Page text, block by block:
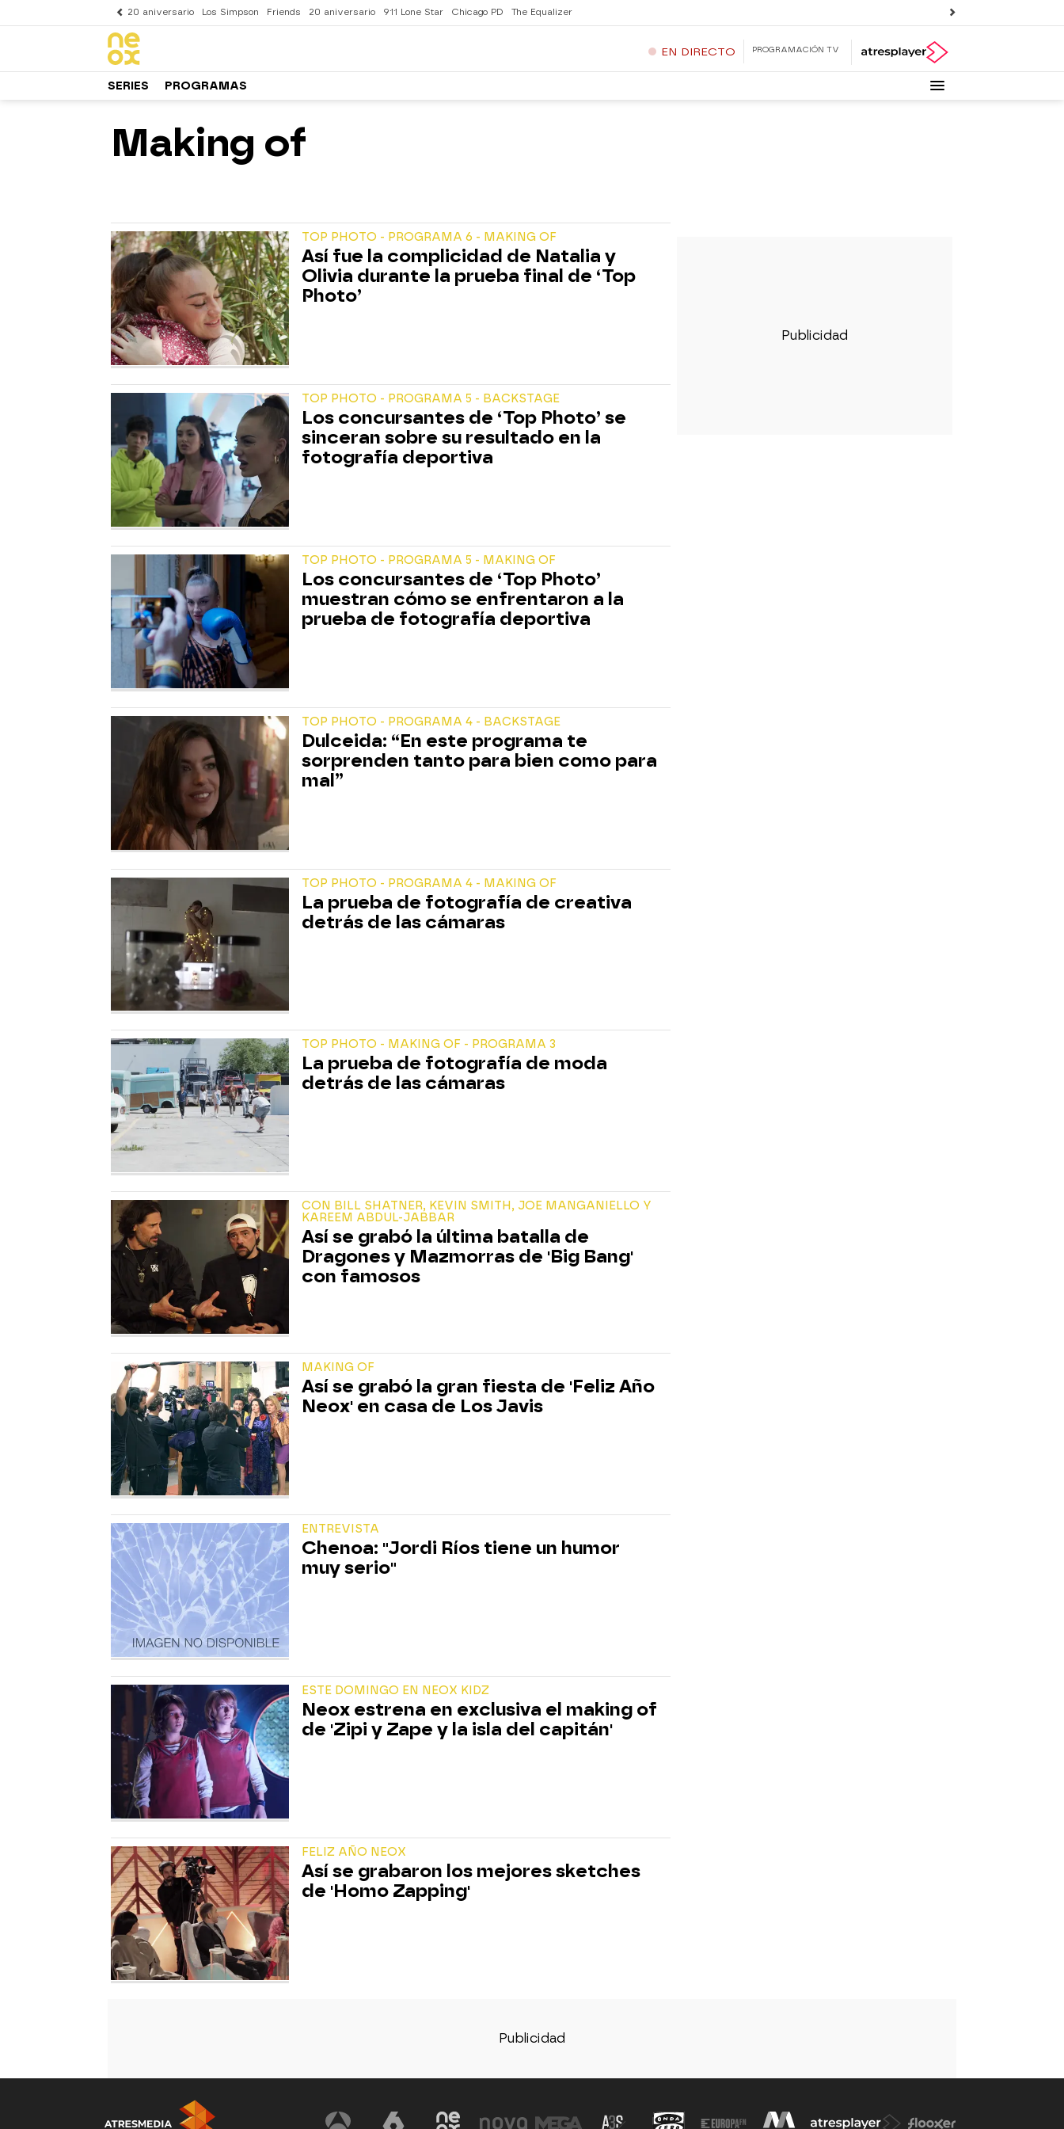
20 aniversario Los Simpson Friends 20 aniversario 911 Lone Star Chicago PD The Equalizer
EN DIRECTO PROGRAMACIÓN TV
SERIES PROGRAMAS
Making of
TOP PHOTO - PROGRAMA 6 - MAKING OF
Así fue la complicidad de Natalia y
Olivia durante la prueba final de ‘Top
Photo’
TOP PHOTO - PROGRAMA 5 - BACKSTAGE
Los concursantes de ‘Top Photo’ se
sinceran sobre su resultado en la
fotografía deportiva
TOP PHOTO - PROGRAMA 5 - MAKING OF
Los concursantes de ‘Top Photo’
muestran cómo se enfrentaron a la
prueba de fotografía deportiva
TOP PHOTO - PROGRAMA 4 - BACKSTAGE
Dulceida: “En este programa te
sorprenden tanto para bien como para
mal”
TOP PHOTO - PROGRAMA 4 - MAKING OF
La prueba de fotografía de creativa
detrás de las cámaras
TOP PHOTO - MAKING OF - PROGRAMA 3
La prueba de fotografía de moda
detrás de las cámaras
CON BILL SHATNER, KEVIN SMITH, JOE MANGANIELLO Y
KAREEM ABDUL-JABBAR
Así se grabó la última batalla de
Dragones y Mazmorras de 'Big Bang'
con famosos
MAKING OF
Así se grabó la gran fiesta de 'Feliz Año
Neox' en casa de Los Javis
ENTREVISTA
Chenoa: "Jordi Ríos tiene un humor
muy serio"
ESTE DOMINGO EN NEOX KIDZ
Neox estrena en exclusiva el making of
de 'Zipi y Zape y la isla del capitán'
FELIZ AÑO NEOX
Así se grabaron los mejores sketches
de 'Homo Zapping'